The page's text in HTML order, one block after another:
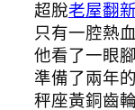
超脫老屋翻
只有一腔熱
他看了一眼
準備了兩年
秤座黃銅齒